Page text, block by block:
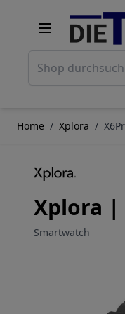
Home / Xplora /
Xplora |
Smartwatch